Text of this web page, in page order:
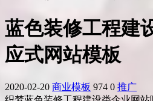
蓝色装修工程建
应式网站模板
2020-02-20 商业模板 974 0 推广